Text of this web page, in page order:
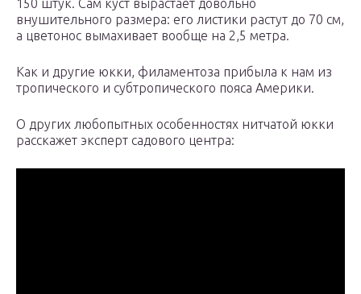
150 штук. Сам куст вырастает довольно
внушительного размера: его листики растут до 70 см,
а цветонос вымахивает вообще на 2,5 метра.
Как и другие юкки, филаментоза прибыла к нам из
тропического и субтропического пояса Америки.
О других любопытных особенностях нитчатой юкки
расскажет эксперт садового центра: